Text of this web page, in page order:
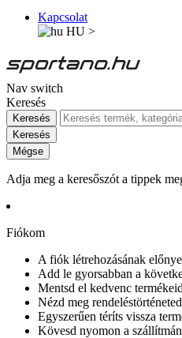
Kapcsolat
HU >
Nav switch
Keresés
Keresés
Keresés
Mégse
Adja meg a keresőszót a tippek
Fiókom
A fiók létrehozásának
Add le gyorsabban a
Mentsd el kedvenc
Nézd meg rendeléstörténeted
Egyszerűen téríts vissza
Kövesd nyomon a